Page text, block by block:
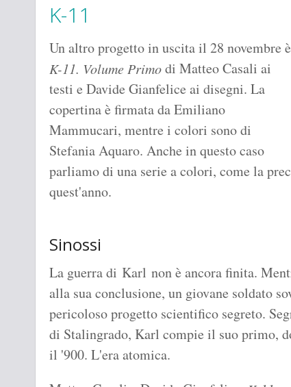
K-11
Un altro progetto in uscita il 28 novembre è
K-11. Volume Primodi Matteo Casali ai
testi e Davide Gianfelice ai disegni. La
copertina è firmata da Emiliano
Mammucari, mentre i colori sono di
Stefania Aquaro. Anche in questo caso
parliamo di una serie a colori, come la
quest'anno.
Sinossi
La guerra di Karl non è ancora finita.
alla sua conclusione, un giovane soldato
pericoloso progetto scientifico segreto.
di Stalingrado, Karl compie il suo primo,
il '900. L'era atomica.